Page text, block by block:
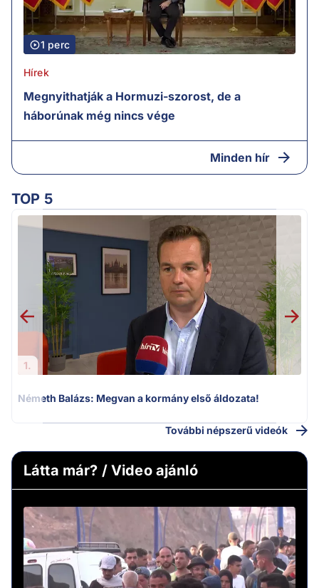
1 perc
Hírek
Megnyithatják a Hormuzi-szorost, de a
háborúnak még nincs vége
Minden hír
TOP 5
1.
Németh Balázs: Megvan a kormány első áldozata!
További népszerű videók
Látta már? / Video ajánló